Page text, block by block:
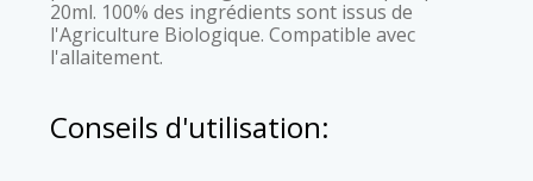
20ml. 100% des ingrédients sont issus de
l'Agriculture Biologique. Compatible avec
l'allaitement.
Conseils d'utilisation: